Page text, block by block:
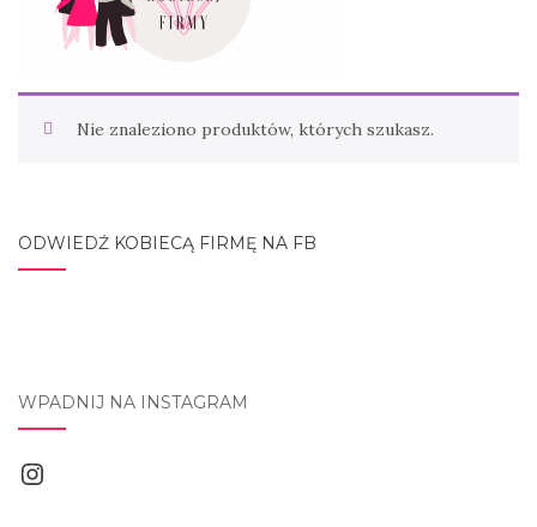
Nie znaleziono produktów, których szukasz.
ODWIEDŹ KOBIECĄ FIRMĘ NA FB
WPADNIJ NA INSTAGRAM
Instagram